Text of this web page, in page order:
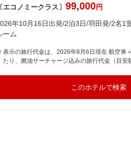
〔エコノミークラス〕 99,000円
年10月16日出発/2泊3日/羽田発/2名1
ーム
表示の旅行代金は、2026年8月6日現在 航空券
たり、燃油サーチャージ込みの旅行代金（目安
このホテルで検索